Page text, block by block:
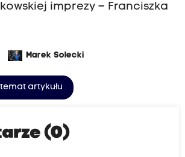
imprezy – Franciszka
Marek Solecki
artykułu
(0)